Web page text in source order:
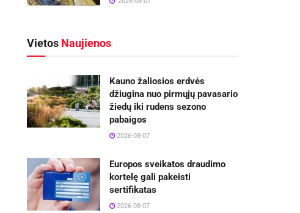
Vietos Naujienos
Kauno žaliosios erdvės
džiugina nuo pirmųjų pavasario
žiedų iki rudens sezono
pabaigos
2026-08-07
Europos sveikatos draudimo
kortelę gali pakeisti
sertifikatas
2026-08-07